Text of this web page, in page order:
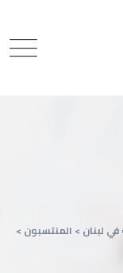
لبنان > المنتسبون >